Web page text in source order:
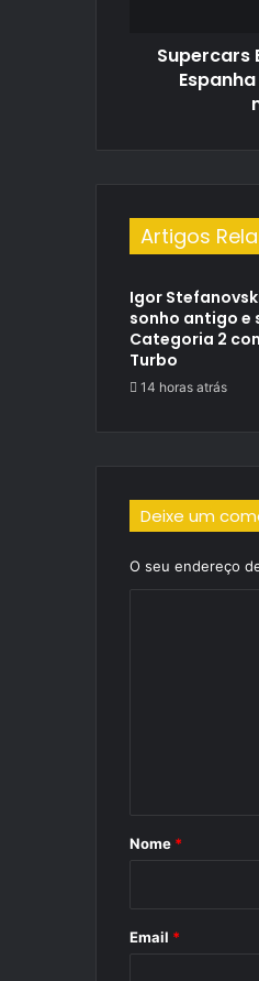
Supercars
Artigos
Igor
sonho antigo e
Categoria 2
Turbo
14 horas atrás
Deixe um
O seu endereço
r
*
Nome *
Email *